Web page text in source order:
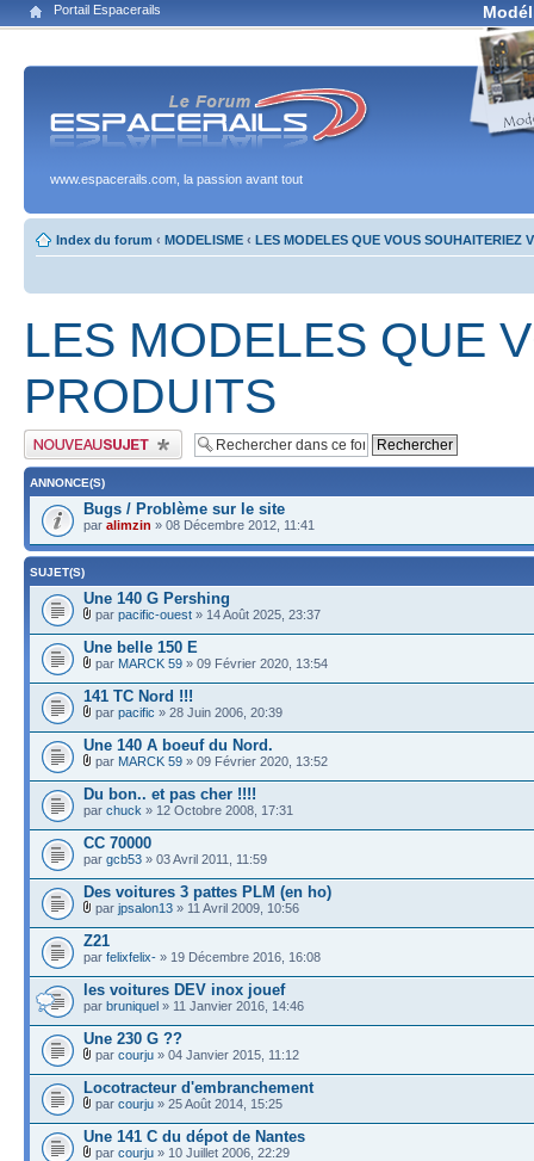
Portail Espacerails
www.espacerails.com, la passion avant tout
Index du forum ‹ MODELISME ‹ LES MODELES QUE VOUS SOUHAITERIEZ
LES MODELES QUE
PRODUITS
Publier un nouveau sujet
ANNONCE(S)
Bugs / Problème sur le site
par alimzin » 08 Décembre 2012, 11:41
SUJET(S)
Une 140 G Pershing
par pacific-ouest » 14 Août 2025, 23:37
Une belle 150 E
par MARCK 59 » 09 Février 2020, 13:54
141 TC Nord !!!
par pacific » 28 Juin 2006, 20:39
Une 140 A boeuf du Nord.
par MARCK 59 » 09 Février 2020, 13:52
Du bon.. et pas cher !!!!
par chuck » 12 Octobre 2008, 17:31
CC 70000
par gcb53 » 03 Avril 2011, 11:59
Des voitures 3 pattes PLM (en ho)
par jpsalon13 » 11 Avril 2009, 10:56
Z21
par felixfelix- » 19 Décembre 2016, 16:08
les voitures DEV inox jouef
par bruniquel » 11 Janvier 2016, 14:46
Une 230 G ??
par courju » 04 Janvier 2015, 11:12
Locotracteur d'embranchement
par courju » 25 Août 2014, 15:25
Une 141 C du dépot de Nantes
par courju » 10 Juillet 2006, 22:29